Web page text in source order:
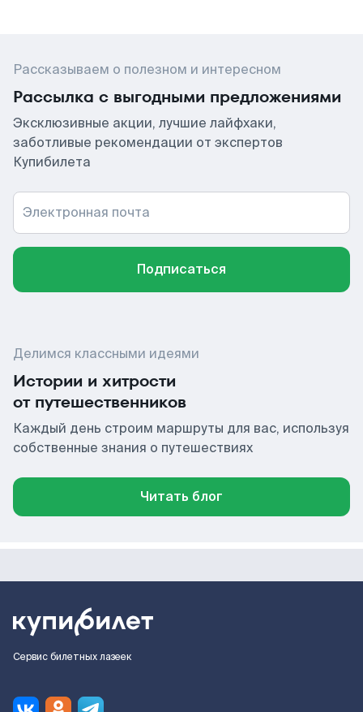
Рассказываем о полезном и интересном
Рассылка с выгодными предложениями
Эксклюзивные акции, лучшие лайфхаки,
заботливые рекомендации от экспертов
Купибилета
Электронная почта
Подписаться
Делимся классными идеями
Истории и хитрости
от путешественников
Каждый день строим маршруты для вас, используя
собственные знания о путешествиях
Читать блог
Сервис билетных лазеек